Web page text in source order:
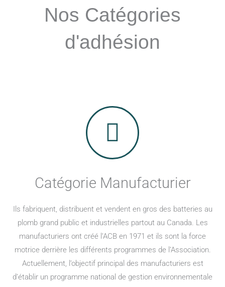
Nos Catégories
d'adhésion
Catégorie Manufacturier
Ils fabriquent, distribuent et vendent en gros des batteries au
plomb grand public et industrielles partout au Canada. Les
manufacturiers ont créé l’ACB en 1971 et ils sont la force
motrice derrière les différents programmes de l’Association.
Actuellement, l’objectif principal des manufacturiers est
d’établir un programme national de gestion environnementale